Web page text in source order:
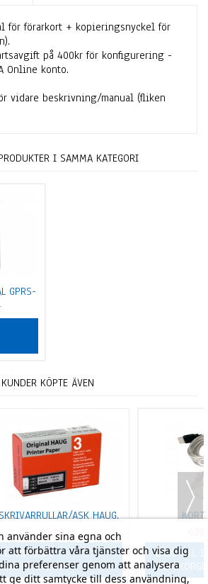
för förarkort + kopieringsnyckel för
på 400kr för konfigurering -
Online konto.
vidare beskrivning/manual (fliken
I SAMMA KATEGORI
GPRS-
KUNDER KÖPTE ÄVEN
kr
KOPIERINGSNYCKEL
FÄRDSKRIVARE
LÄGG TILL I
VARUKORGEN
använder sina egna och
att förbättra våra tjänster och visa dig
preferenser genom att analysera
ge ditt samtycke till dess användning,